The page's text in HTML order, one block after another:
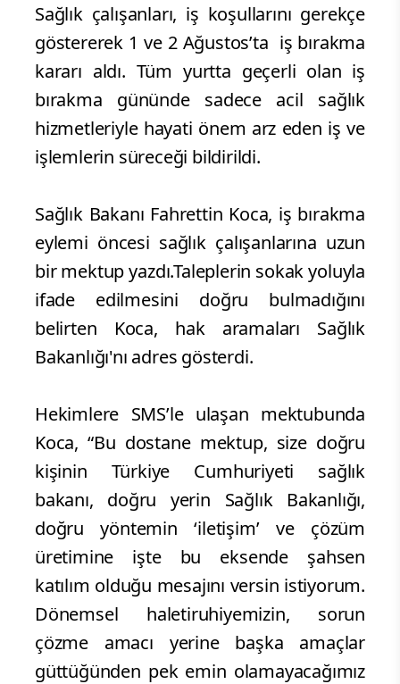
Sağlık çalışanları, iş koşullarını gerekçe
göstererek 1 ve 2 Ağustos’ta iş bırakma
kararı aldı. Tüm yurtta geçerli olan iş
bırakma gününde sadece acil sağlık
hizmetleriyle hayati önem arz eden iş ve
işlemlerin süreceği bildirildi.
Sağlık Bakanı Fahrettin Koca, iş bırakma
eylemi öncesi sağlık çalışanlarına uzun
bir mektup yazdı.Taleplerin sokak yoluyla
ifade edilmesini doğru bulmadığını
belirten Koca, hak aramaları Sağlık
Bakanlığı'nı adres gösterdi.
Hekimlere SMS’le ulaşan mektubunda
Koca, “Bu dostane mektup, size doğru
kişinin Türkiye Cumhuriyeti sağlık
bakanı, doğru yerin Sağlık Bakanlığı,
doğru yöntemin ‘iletişim’ ve çözüm
üretimine işte bu eksende şahsen
katılım olduğu mesajını versin istiyorum.
Dönemsel haletiruhiyemizin, sorun
çözme amacı yerine başka amaçlar
güttüğünden pek emin olamayacağımız